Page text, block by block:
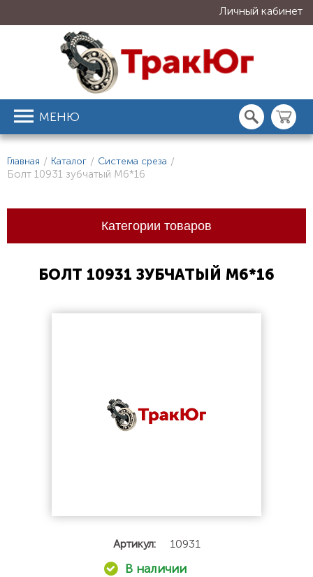
Личный кабинет
МЕНЮ
Главная / Каталог / Система среза /
Болт 10931 зубчатый М6*16
Категории товаров
БОЛТ 10931 ЗУБЧАТЫЙ М6*16
Артикул: 10931